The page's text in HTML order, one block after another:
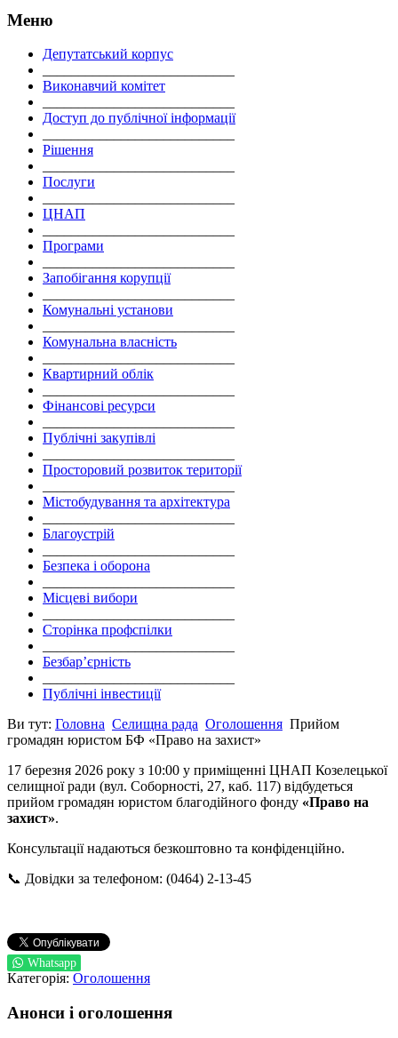
Меню
Депутатський корпус
Виконавчий комітет
Доступ до публічної інформації
Рішення
Послуги
ЦНАП
Програми
Запобігання корупції
Комунальні установи
Комунальна власність
Квартирний облік
Фінансові ресурси
Публічні закупівлі
Просторовий розвиток території
Містобудування та архітектура
Благоустрій
Безпека і оборона
Місцеві вибори
Сторінка профспілки
Безбар’єрність
Публічні інвестиції
Ви тут: Головна Селищна рада Оголошення Прийом
громадян юристом БФ «Право на захист»
17 березня 2026 року з 10:00 у приміщенні ЦНАП Козелецької
селищної ради (вул. Соборності, 27, каб. 117) відбудеться
прийом громадян юристом благодійного фонду «Право на
захист».
Консультації надаються безкоштовно та конфіденційно.
📞 Довідки за телефоном: (0464) 2-13-45
Whatsapp
Категорія: Оголошення
Анонси і оголошення